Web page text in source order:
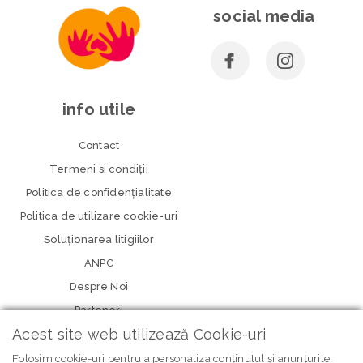
social media
info utile
Contact
Termeni si condiţii
Politica de confidenţialitate
Politica de utilizare cookie-uri
Soluționarea litigiilor
ANPC
Despre Noi
Parteneri
Acest site web utilizează Cookie-uri
Folosim cookie-uri pentru a personaliza conținutul și anunțurile,